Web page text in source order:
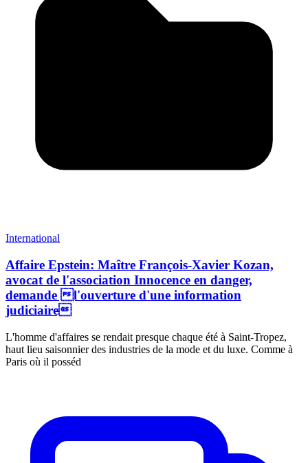
International
Affaire Epstein: Maître François-Xavier Kozan,
avocat de l'association Innocence en danger,
demande l'ouverture d'une information
judiciaire
L'homme d'affaires se rendait presque chaque été à Saint-Tropez,
haut lieu saisonnier des industries de la mode et du luxe. Comme à
Paris où il posséd